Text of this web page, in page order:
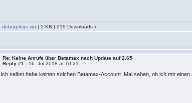
debug-logs.zip ( 5 KB | 219 Downloads )
Re: Keine Anrufe über Betamax nach Update auf 2.65
Reply #1 - 16. Jul 2018 at 10:21
Ich selbst habe keinen solchen Betamax-Account. Mal sehen, ob ich mir einen